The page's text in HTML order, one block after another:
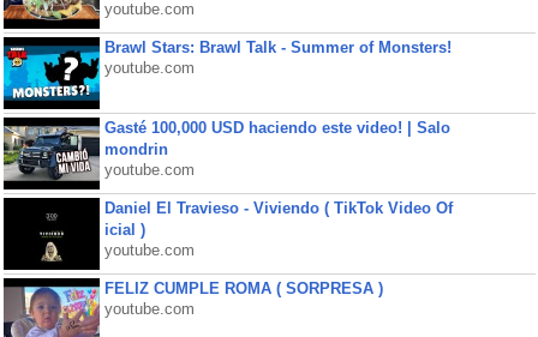
youtube.com
Brawl Stars: Brawl Talk - Summer of Monsters!
youtube.com
Gasté 100,000 USD haciendo este video! | Salo
mondrin
youtube.com
Daniel El Travieso - Viviendo ( TikTok Video Of
icial )
youtube.com
FELIZ CUMPLE ROMA ( SORPRESA )
youtube.com